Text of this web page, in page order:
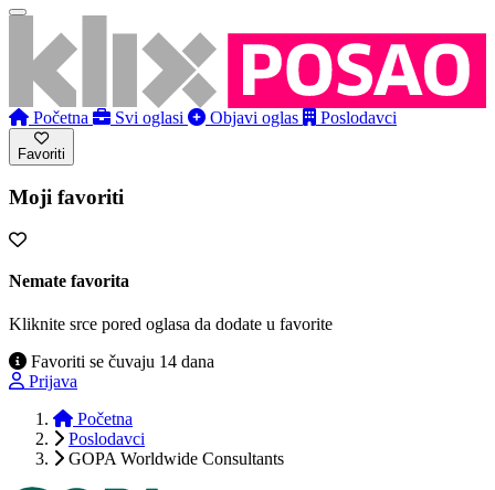
Početna Svi oglasi Objavi oglas Poslodavci
Favoriti
Moji favoriti
Nemate favorita
Kliknite srce pored oglasa da dodate u favorite
Favoriti se čuvaju 14 dana
Prijava
Početna
Poslodavci
GOPA Worldwide Consultants